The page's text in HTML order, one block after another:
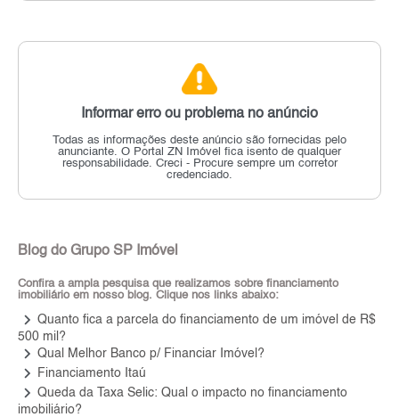
Informar erro ou problema no anúncio
Todas as informações deste anúncio são fornecidas pelo
anunciante. O Portal ZN Imóvel fica isento de qualquer
responsabilidade. Creci - Procure sempre um corretor
credenciado.
Blog do Grupo SP Imóvel
Confira a ampla pesquisa que realizamos sobre financiamento
imobiliário em nosso blog. Clique nos links abaixo:
keyboard_arrow_right Quanto fica a parcela do financiamento de um imóvel de R$
500 mil?
keyboard_arrow_right Qual Melhor Banco p/ Financiar Imóvel?
keyboard_arrow_right Financiamento Itaú
keyboard_arrow_right Queda da Taxa Selic: Qual o impacto no financiamento
imobiliário?